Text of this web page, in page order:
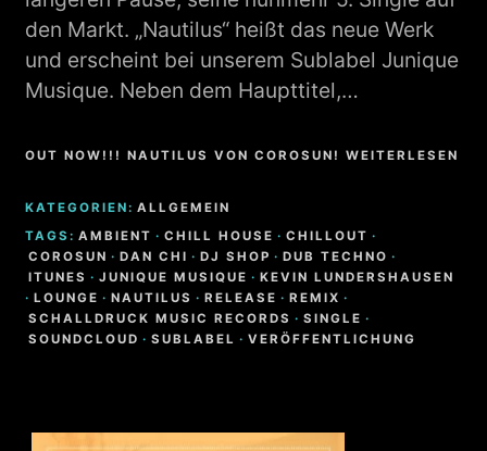
den Markt. „Nautilus“ heißt das neue Werk
und erscheint bei unserem Sublabel Junique
Musique. Neben dem Haupttitel,…
OUT NOW!!! NAUTILUS VON COROSUN! WEITERLESEN
KATEGORIEN: ALLGEMEIN
TAGS: AMBIENT · CHILL HOUSE · CHILLOUT ·
COROSUN · DAN CHI · DJ SHOP · DUB TECHNO ·
ITUNES · JUNIQUE MUSIQUE · KEVIN LUNDERSHAUSEN
· LOUNGE · NAUTILUS · RELEASE · REMIX ·
SCHALLDRUCK MUSIC RECORDS · SINGLE ·
SOUNDCLOUD · SUBLABEL · VERÖFFENTLICHUNG